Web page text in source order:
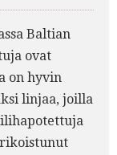
Baltian
ovat
on hyvin
linjaa, joilla